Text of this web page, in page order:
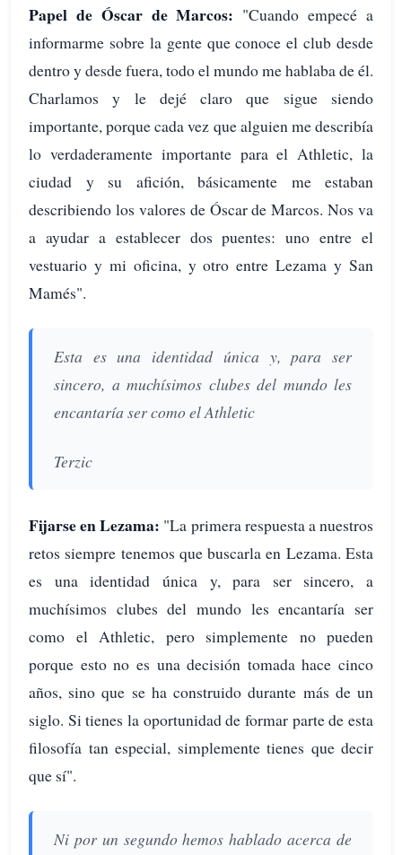
Papel de Óscar de Marcos: "Cuando empecé a
informarme sobre la gente que conoce el club desde
dentro y desde fuera, todo el mundo me hablaba de él.
Charlamos y le dejé claro que sigue siendo
importante, porque cada vez que alguien me describía
lo verdaderamente importante para el Athletic, la
ciudad y su afición, básicamente me estaban
describiendo los valores de Óscar de Marcos. Nos va
a ayudar a establecer dos puentes: uno entre el
vestuario y mi oficina, y otro entre Lezama y San
Mamés".
Esta es una identidad única y, para ser
sincero, a muchísimos clubes del mundo les
encantaría ser como el Athletic
Terzic
Fijarse en Lezama: "La primera respuesta a nuestros
retos siempre tenemos que buscarla en Lezama. Esta
es una identidad única y, para ser sincero, a
muchísimos clubes del mundo les encantaría ser
como el Athletic, pero simplemente no pueden
porque esto no es una decisión tomada hace cinco
años, sino que se ha construido durante más de un
siglo. Si tienes la oportunidad de formar parte de esta
filosofía tan especial, simplemente tienes que decir
que sí".
Ni por un segundo hemos hablado acerca de